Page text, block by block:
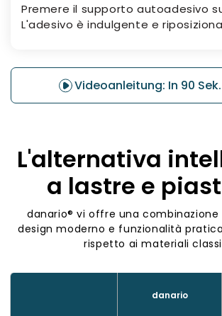
Premere il supporto autoadesivo
L'adesivo è indulgente e
Videoanleitung: In 90
L'alternativa
a lastre e
danario® vi offre una combinazione
design moderno e funzionalità
rispetto ai materiali
danario